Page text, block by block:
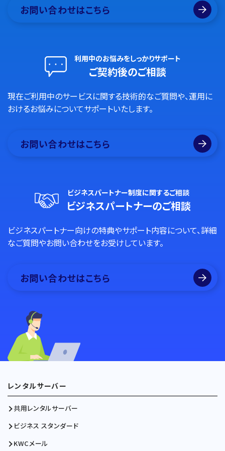
お問い合わせはこちら
利用中のお悩みをしっかりサポート
ご契約後のご相談
現在ご利用中のサービスに関する技術的なご質問や、運用に
おけるお悩みについてサポートいたします。
お問い合わせはこちら
ビジネスパートナー制度に関するご相談
ビジネスパートナーのご相談
ビジネスパートナー向けの特典やサポート内容について、詳細
なご質問やお問い合わせをお受けしています。
お問い合わせはこちら
レンタルサーバー
共用レンタルサーバー
ビジネス スタンダード
KWCメール